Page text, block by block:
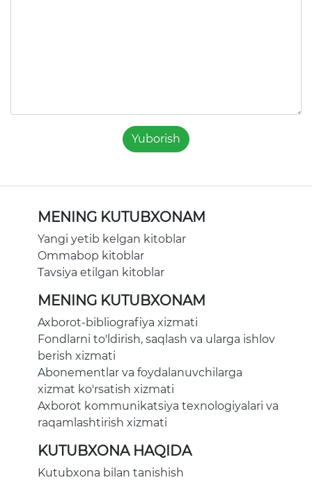
Yuborish
MENING KUTUBXONAM
Yangi yetib kelgan kitoblar
Ommabop kitoblar
Tavsiya etilgan kitoblar
MENING KUTUBXONAM
Axborot-bibliografiya xizmati
Fondlarni to'ldirish, saqlash va ularga ishlov
berish xizmati
Abonementlar va foydalanuvchilarga
xizmat ko'rsatish xizmati
Axborot kommunikatsiya texnologiyalari va
raqamlashtirish xizmati
KUTUBXONA HAQIDA
Kutubxona bilan tanishish